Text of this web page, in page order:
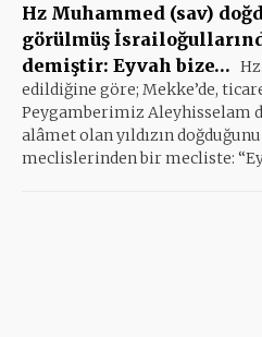
Hz Muhammed (sav)
görülmüş
demiştir: Eyvah bize…
edildiğine göre; Mekke’de,
Peygamberimiz Aleyhisselam
alâmet olan yıldızın
meclislerinden bir mecliste: